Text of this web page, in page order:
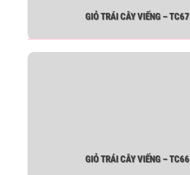
GIỎ TRÁI CÂY VIẾNG – TC67
GIỎ TRÁI CÂY VIẾNG – TC66